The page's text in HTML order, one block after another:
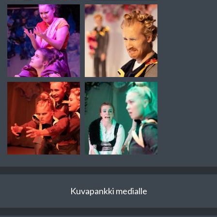
Kuvapankki medialle